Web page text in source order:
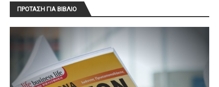
ΠΡΟΤΑΣΗ ΓΙΑ ΒΙΒΛΙΟ